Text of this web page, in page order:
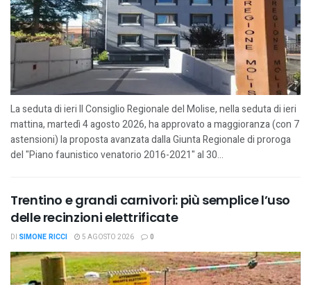
La seduta di ieri Il Consiglio Regionale del Molise, nella seduta di ieri
mattina, martedì 4 agosto 2026, ha approvato a maggioranza (con 7
astensioni) la proposta avanzata dalla Giunta Regionale di proroga
del "Piano faunistico venatorio 2016-2021" al 30...
Trentino e grandi carnivori: più semplice l’uso
delle recinzioni elettrificate
DI SIMONE RICCI 5 AGOSTO 2026 0